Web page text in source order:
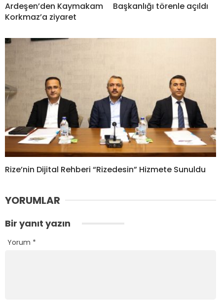
Ardeşen’den Kaymakam
Korkmaz’a ziyaret
Başkanlığı törenle açıldı
Rize’nin Dijital Rehberi “Rizedesin” Hizmete Sunuldu
YORUMLAR
Bir yanıt yazın
Yorum *